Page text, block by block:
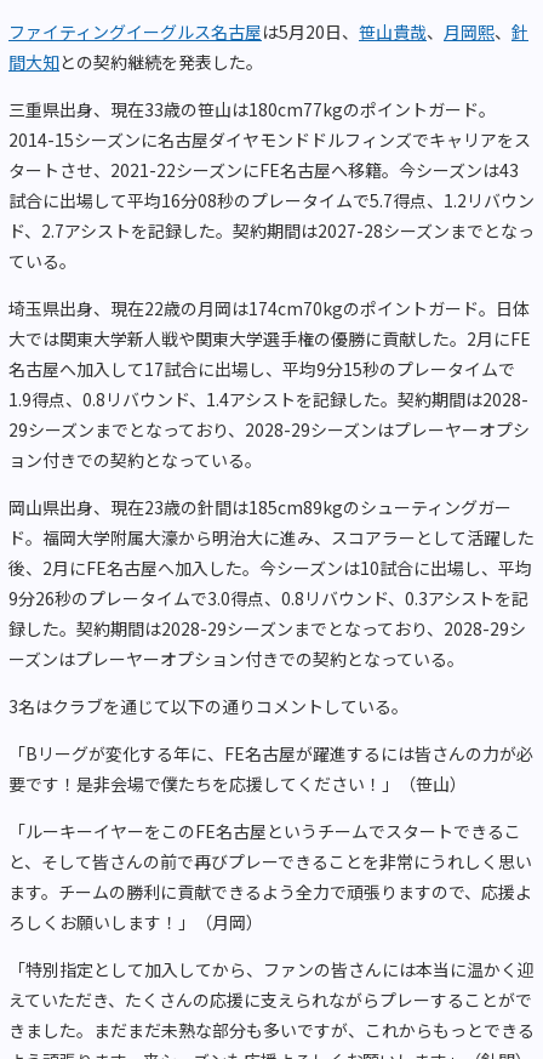
ファイティングイーグルス名古屋は5月20日、 笹山貴哉、 月岡熙、 針
間大知との契約継続を発表した。
三重県出身、現在33歳の笹山は180cm77kgのポイントガード。
2014-15シーズンに名古屋ダイヤモンドドルフィンズでキャリアをス
タートさせ、2021-22シーズンにFE名古屋へ移籍。今シーズンは43
試合に出場して平均16分08秒のプレータイムで5.7得点、1.2リバウン
ド、2.7アシストを記録した。契約期間は2027-28シーズンまでとなっ
ている。
埼玉県出身、現在22歳の月岡は174cm70kgのポイントガード。日体
大では関東大学新人戦や関東大学選手権の優勝に貢献した。2月にFE
名古屋へ加入して17試合に出場し、平均9分15秒のプレータイムで
1.9得点、0.8リバウンド、1.4アシストを記録した。契約期間は2028-
29シーズンまでとなっており、2028-29シーズンはプレーヤーオプシ
ョン付きでの契約となっている。
岡山県出身、現在23歳の針間は185cm89kgのシューティングガー
ド。福岡大学附属大濠から明治大に進み、スコアラーとして活躍した
後、2月にFE名古屋へ加入した。今シーズンは10試合に出場し、平均
9分26秒のプレータイムで3.0得点、0.8リバウンド、0.3アシストを記
録した。契約期間は2028-29シーズンまでとなっており、2028-29シ
ーズンはプレーヤーオプション付きでの契約となっている。
3名はクラブを通じて以下の通りコメントしている。
「Bリーグが変化する年に、FE名古屋が躍進するには皆さんの力が必
要です！是非会場で僕たちを応援してください！」（笹山）
「ルーキーイヤーをこのFE名古屋というチームでスタートできるこ
と、そして皆さんの前で再びプレーできることを非常にうれしく思い
ます。チームの勝利に貢献できるよう全力で頑張りますので、応援よ
ろしくお願いします！」（月岡）
「特別指定として加入してから、ファンの皆さんには本当に温かく迎
えていただき、たくさんの応援に支えられながらプレーすることがで
きました。まだまだ未熟な部分も多いですが、これからもっとできる